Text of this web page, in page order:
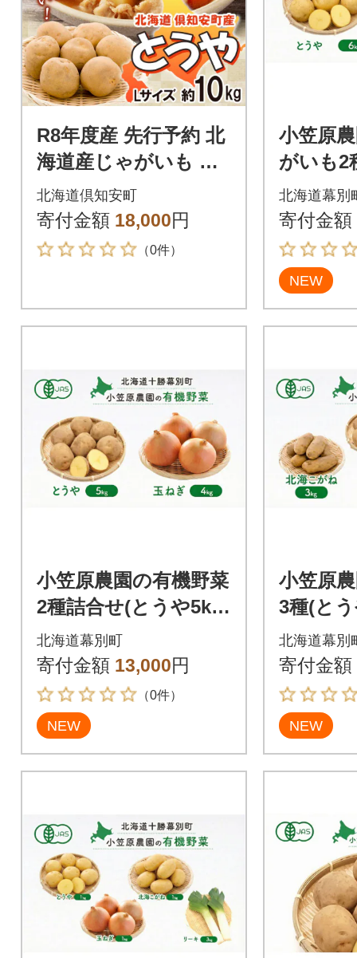
R8年度産 先行予約 北
海道産じゃがいも と
うや Lサイズ 約10kg
馬鈴薯 北海道倶知安
町
北海道倶知安町
寄付金額 18,000円
（0件）
小笠原
がいも2
海こが
荷先行
8]
北海道幕別
寄付金額
NEW
小笠原農園の有機野菜
2種詰合せ(とうや5k
g・玉ねぎ4kg)《秋出
荷先行予約》[5369094
0]
北海道幕別町
寄付金額 13,000円
（0件）
NEW
小笠原
3種(と
ね・玉
出荷先
949]
北海道幕別
寄付金額
NEW